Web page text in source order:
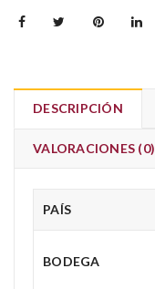
DESCRIPCIÓN
VALORACIONES (0)
PAÍS
BODEGA